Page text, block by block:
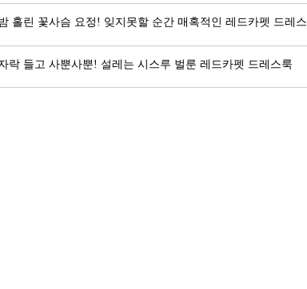
홀린 꽃사슴 요정! 잊지못할 순간 매혹적인 레드카펫 드레
락 들고 사뿐사뿐! 설레는 시스루 벌룬 레드카펫 드레스룩